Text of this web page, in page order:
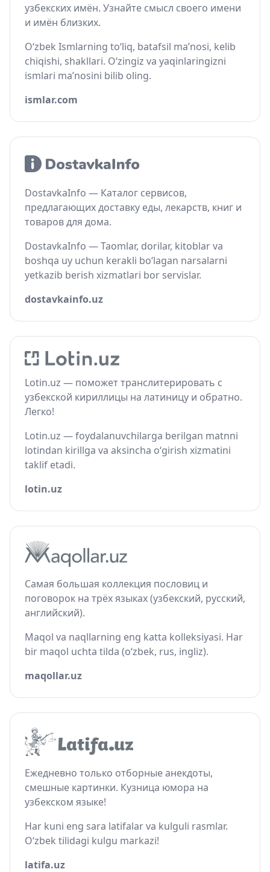
узбекских имён. Узнайте смысл своего имени
и имён близких.
O‘zbek Ismlarning to‘liq, batafsil ma’nosi, kelib
chiqishi, shakllari. O‘zingiz va yaqinlaringizni
ismlari ma’nosini bilib oling.
ismlar.com
DostavkaInfo — Каталог сервисов,
предлагающих доставку еды, лекарств, книг и
товаров для дома.
DostavkaInfo — Taomlar, dorilar, kitoblar va
boshqa uy uchun kerakli bo‘lagan narsalarni
yetkazib berish xizmatlari bor servislar.
dostavkainfo.uz
Lotin.uz — поможет транслитерировать с
узбекской кириллицы на латиницу и обратно.
Легко!
Lotin.uz — foydalanuvchilarga berilgan matnni
lotindan kirillga va aksincha o‘girish xizmatini
taklif etadi.
lotin.uz
Самая большая коллекция пословиц и
поговорок на трёх языках (узбекский, русский,
английский).
Maqol va naqllarning eng katta kolleksiyasi. Har
bir maqol uchta tilda (o‘zbek, rus, ingliz).
maqollar.uz
Ежедневно только отборные анекдоты,
смешные картинки. Кузница юмора на
узбекском языке!
Har kuni eng sara latifalar va kulguli rasmlar.
O‘zbek tilidagi kulgu markazi!
latifa.uz